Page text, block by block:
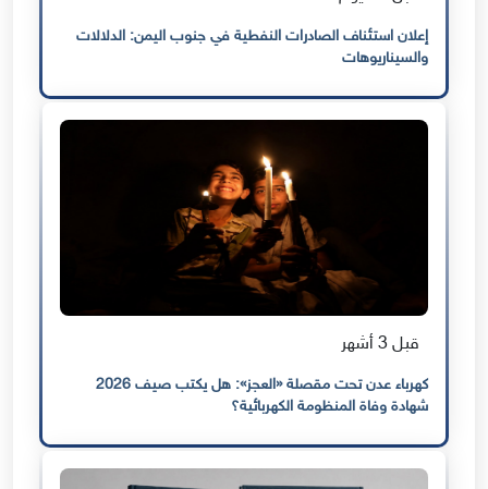
إعلان استئناف الصادرات النفطية في جنوب اليمن: الدلالات
والسيناريوهات
قبل 3 أشهر
كهرباء عدن تحت مقصلة «العجز»: هل يكتب صيف 2026
شهادة وفاة المنظومة الكهربائية؟